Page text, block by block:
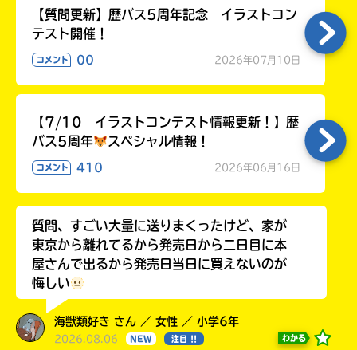
【質問更新】歴バス5周年記念 イラストコン
テスト開催！
コメント 00 2026年07月10日
【7/10 イラストコンテスト情報更新！】歴
バス5周年
スペシャル情報！
コメント 410 2026年06月16日
質問、すごい大量に送りまくったけど、家が
東京から離れてるから発売日から二日目に本
屋さんで出るから発売日当日に買えないのが
悔しい
海獣類好き さん ／ 女性 ／ 小学6年
2026.08.06 NEW 注目 !! わかる